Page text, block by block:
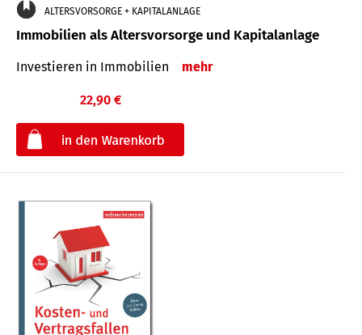
ALTERSVORSORGE + KAPITALANLAGE
Immobilien als Altersvorsorge und Kapitalanlage
Investieren in Immobilien mehr
22,90 €